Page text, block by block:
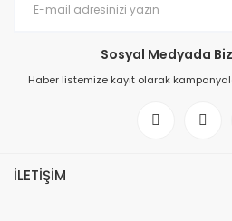
Sosyal Medyada
Haber listemize kayıt olarak
İLETİŞİM